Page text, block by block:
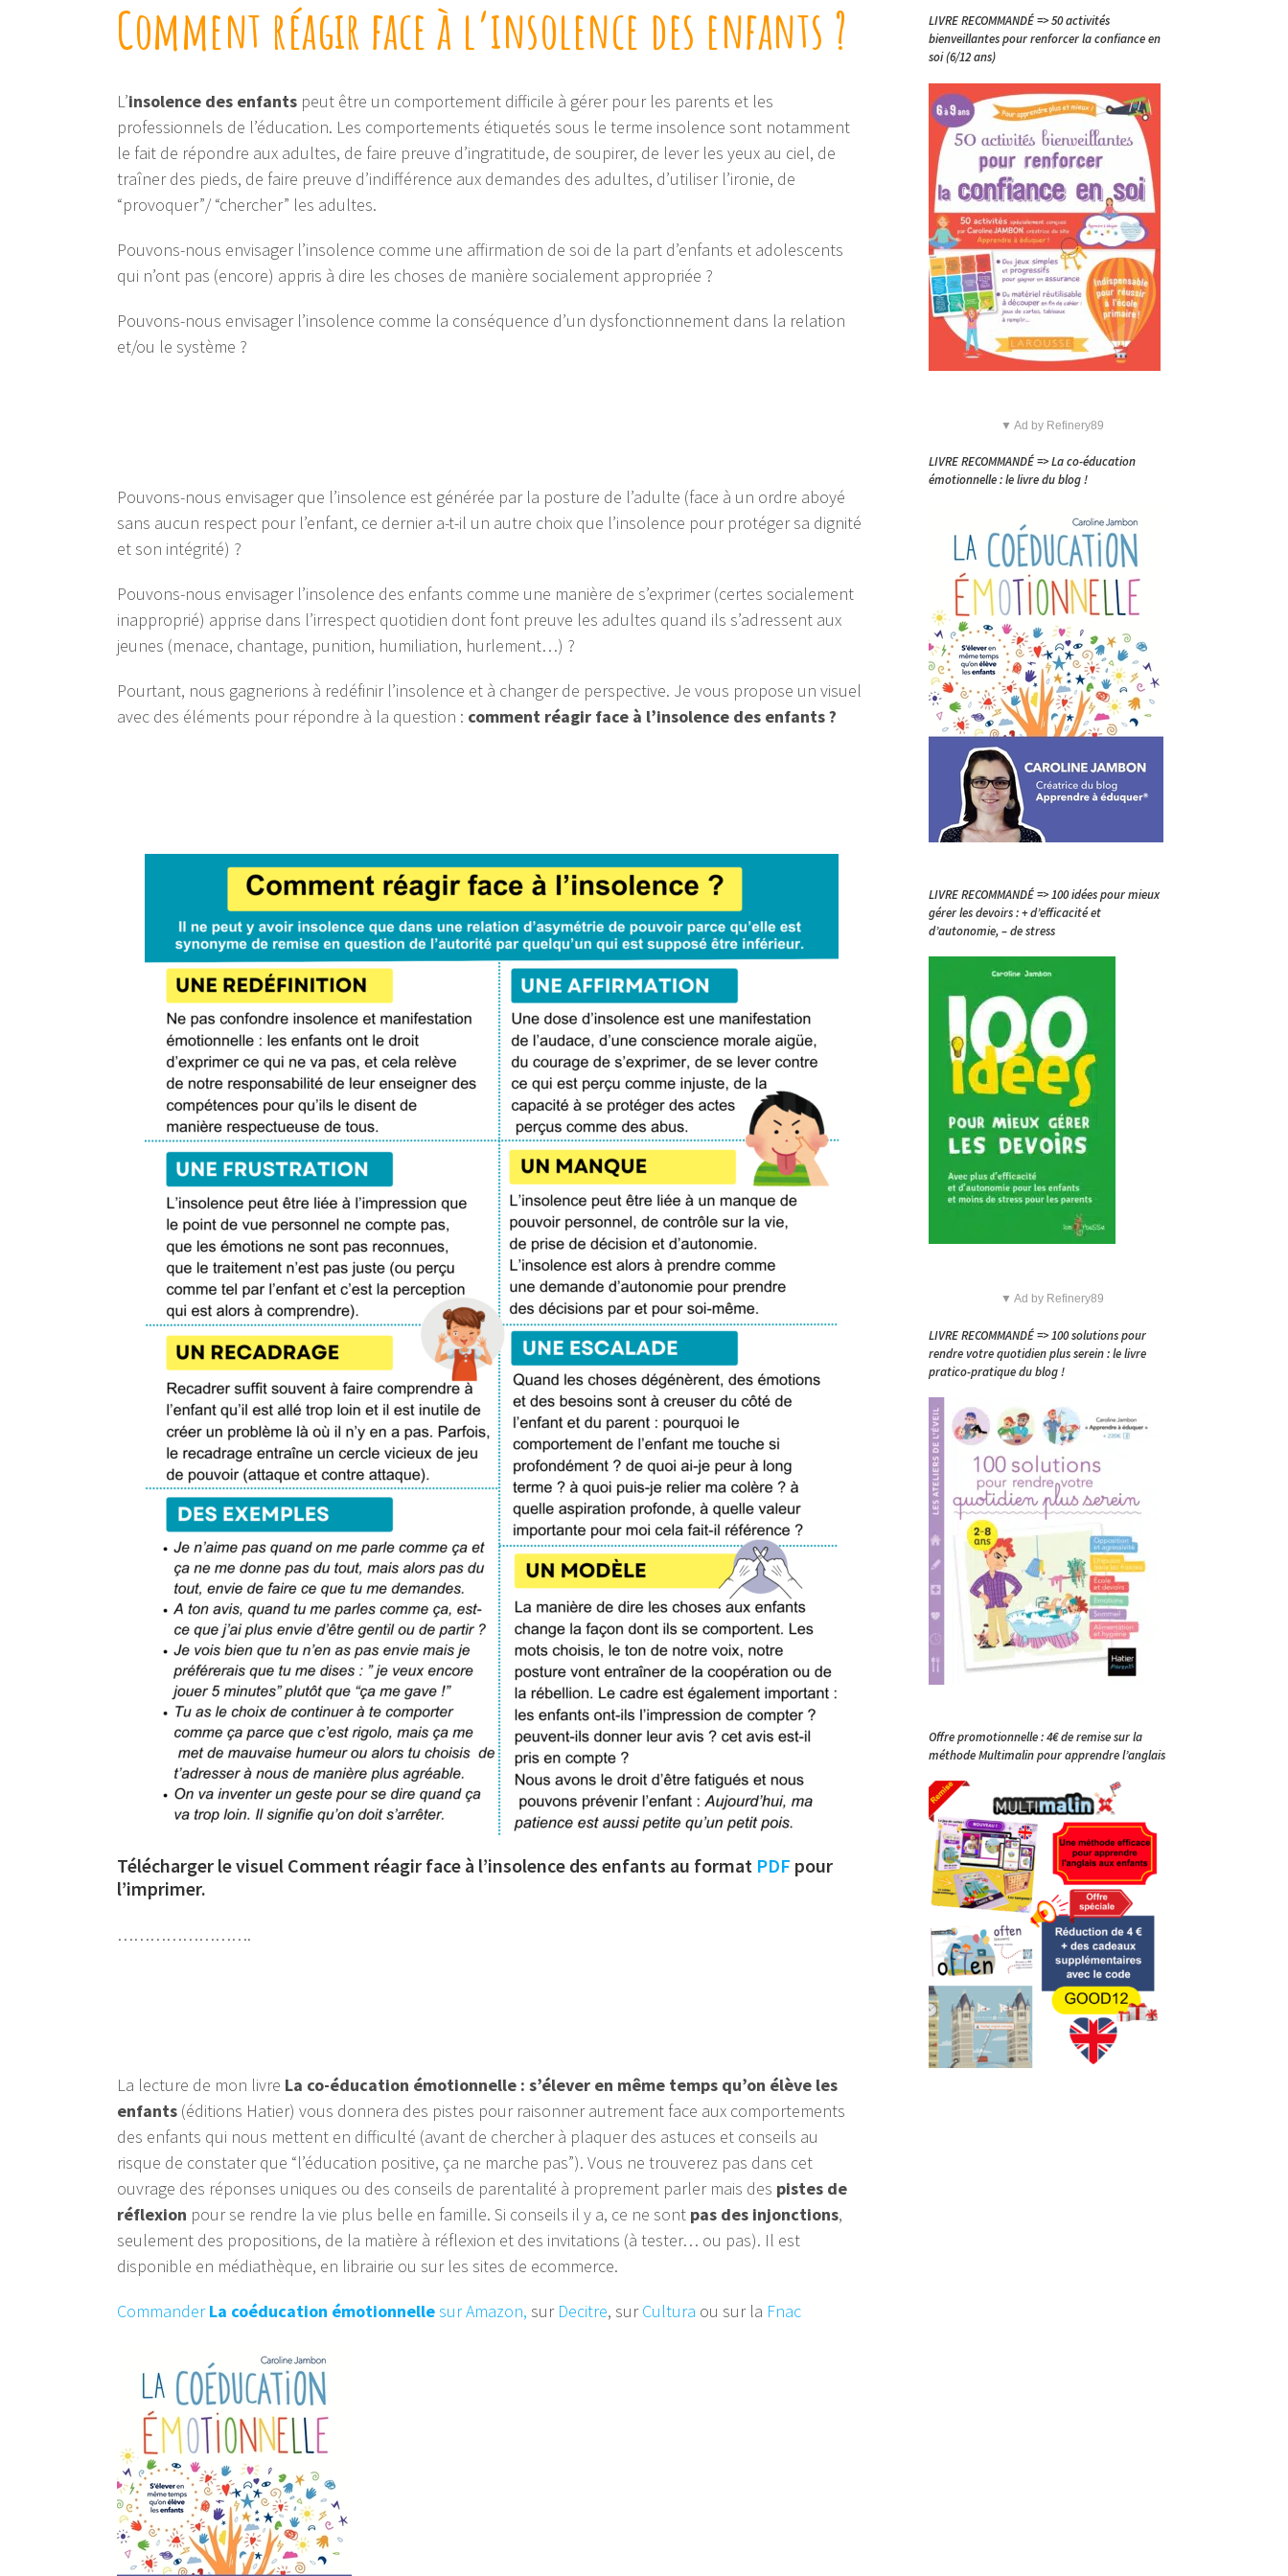
Comment réagir face à l’insolence des enfants ?
L’insolence des enfants peut être un comportement difficile à gérer pour les parents et les
professionnels de l’éducation. Les comportements étiquetés sous le terme insolence sont notamment
le fait de répondre aux adultes, de faire preuve d’ingratitude, de soupirer, de lever les yeux au ciel, de
traîner des pieds, de faire preuve d’indifférence aux demandes des adultes, d’utiliser l’ironie, de
“provoquer”/ “chercher” les adultes.
Pouvons-nous envisager l’insolence comme une affirmation de soi de la part d’enfants et adolescents
qui n’ont pas (encore) appris à dire les choses de manière socialement appropriée ?
Pouvons-nous envisager l’insolence comme la conséquence d’un dysfonctionnement dans la relation
et/ou le système ?
Pouvons-nous envisager que l’insolence est générée par la posture de l’adulte (face à un ordre aboyé
sans aucun respect pour l’enfant, ce dernier a-t-il un autre choix que l’insolence pour protéger sa dignité
et son intégrité) ?
Pouvons-nous envisager l’insolence des enfants comme une manière de s’exprimer (certes socialement
inapproprié) apprise dans l’irrespect quotidien dont font preuve les adultes quand ils s’adressent aux
jeunes (menace, chantage, punition, humiliation, hurlement…) ?
Pourtant, nous gagnerions à redéfinir l’insolence et à changer de perspective. Je vous propose un visuel
avec des éléments pour répondre à la question : comment réagir face à l’insolence des enfants ?
Télécharger le visuel Comment réagir face à l’insolence des enfants au format PDF pour
l’imprimer.
…………………….
La lecture de mon livre La co-éducation émotionnelle : s’élever en même temps qu’on élève les
enfants (éditions Hatier) vous donnera des pistes pour raisonner autrement face aux comportements
des enfants qui nous mettent en difficulté (avant de chercher à plaquer des astuces et conseils au
risque de constater que “l’éducation positive, ça ne marche pas”). Vous ne trouverez pas dans cet
ouvrage des réponses uniques ou des conseils de parentalité à proprement parler mais des pistes de
réflexion pour se rendre la vie plus belle en famille. Si conseils il y a, ce ne sont pas des injonctions,
seulement des propositions, de la matière à réflexion et des invitations (à tester… ou pas). Il est
disponible en médiathèque, en librairie ou sur les sites de ecommerce.
CommanderLa coéducation émotionnellesur Amazon, sur Decitre, surCultura ou sur la Fnac
LIVRE RECOMMANDÉ => 50 activités
bienveillantes pour renforcer la confiance en
soi (6/12 ans)
▼ Ad by Refinery89
LIVRE RECOMMANDÉ => La co-éducation
émotionnelle : le livre du blog !
LIVRE RECOMMANDÉ => 100 idées pour mieux
gérer les devoirs : + d’efficacité et
d’autonomie, – de stress
▼ Ad by Refinery89
LIVRE RECOMMANDÉ => 100 solutions pour
rendre votre quotidien plus serein : le livre
pratico-pratique du blog !
Offre promotionnelle : 4€ de remise sur la
méthode Multimalin pour apprendre l’anglais